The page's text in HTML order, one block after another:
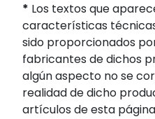
* Los textos que
características
sido proporcionados
fabricantes de dichos
algún aspecto no se
realidad de dicho
artículos de esta